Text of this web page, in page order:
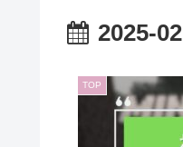
2025-02
TOP